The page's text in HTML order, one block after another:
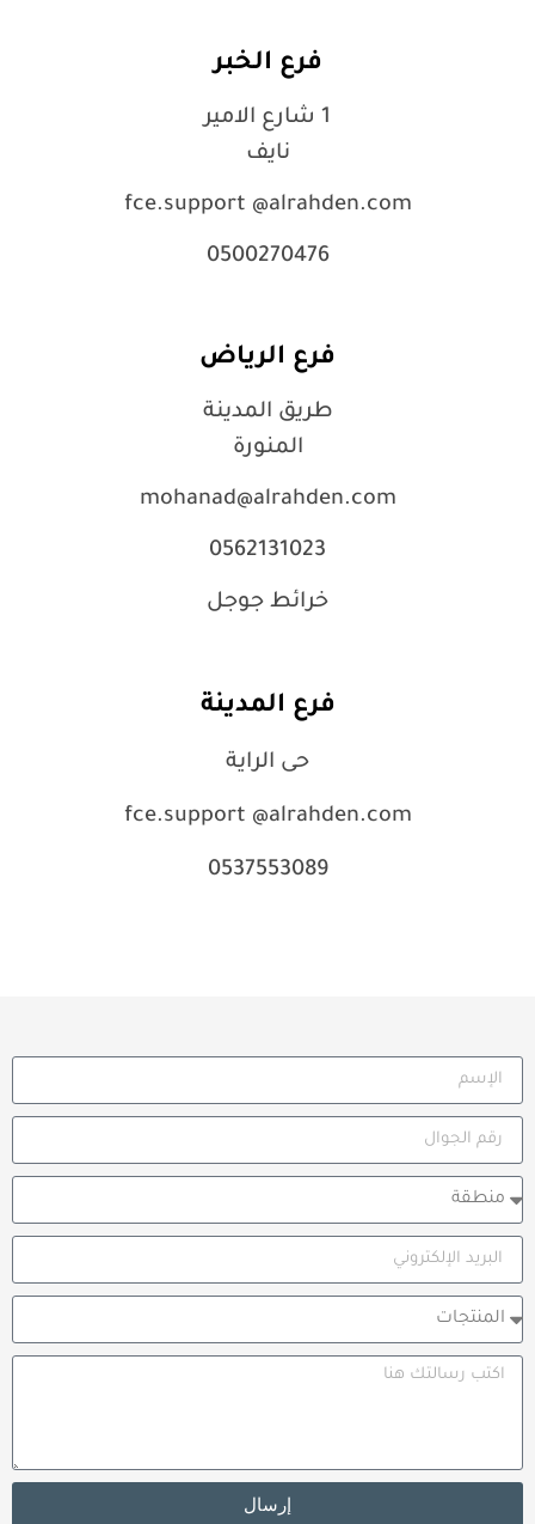
فرع الخبر
1 شارع الامير
نايف
fce.support @alrahden.com
0500270476
فرع الرياض
طريق المدينة
المنورة
mohanad@alrahden.com
0562131023
خرائط جوجل
فرع المدينة
حى الراية
fce.support @alrahden.com
0537553089
إرسال